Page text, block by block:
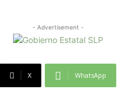
- Advertisement -
X WhatsApp